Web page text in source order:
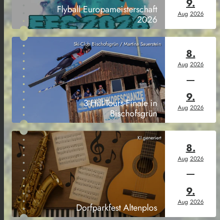
Flyball Europameisterschaft
2026
9.
Aug 2026
Ski-Club Bischofsgrün / Martina Sauerstein
3-Hill-Tours-Finale in
Bischofsgrün
8.
Aug 2026
9.
Aug 2026
KI generiert
Dorfparkfest Altenplos
8.
Aug 2026
9.
Aug 2026